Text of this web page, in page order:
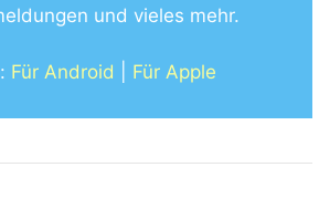
und vieles mehr.
Für Android Für Apple